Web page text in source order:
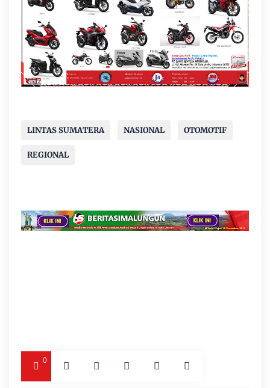
LINTAS SUMATERA NASIONAL OTOMOTIF
REGIONAL
0